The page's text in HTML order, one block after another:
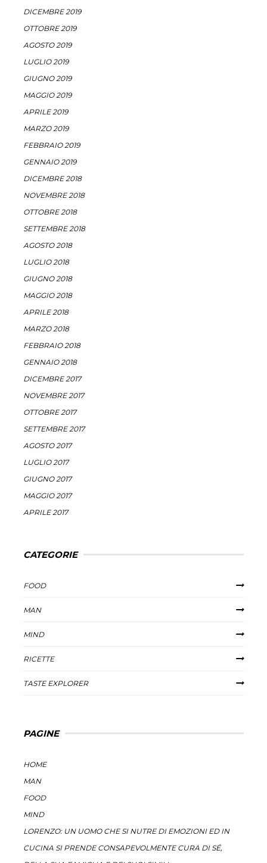
DICEMBRE 2019
OTTOBRE 2019
AGOSTO 2019
LUGLIO 2019
GIUGNO 2019
MAGGIO 2019
APRILE 2019
MARZO 2019
FEBBRAIO 2019
GENNAIO 2019
DICEMBRE 2018
NOVEMBRE 2018
OTTOBRE 2018
SETTEMBRE 2018
AGOSTO 2018
LUGLIO 2018
GIUGNO 2018
MAGGIO 2018
APRILE 2018
MARZO 2018
FEBBRAIO 2018
GENNAIO 2018
DICEMBRE 2017
NOVEMBRE 2017
OTTOBRE 2017
SETTEMBRE 2017
AGOSTO 2017
LUGLIO 2017
GIUGNO 2017
MAGGIO 2017
APRILE 2017
CATEGORIE
FOOD
MAN
MIND
RICETTE
TASTE EXPLORER
PAGINE
HOME
MAN
FOOD
MIND
LORENZO: UN UOMO CHE SI NUTRE DI EMOZIONI ED IN
CUCINA SI PRENDE CONSAPEVOLMENTE CURA DI SÉ,